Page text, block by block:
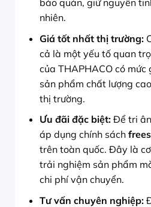
bảo quản, giữ nguyên
nhiên.
Giá tốt nhất thị trường:
cả là một yếu tố quan
của THAPHACO có mức
sản phẩm chất lượng
thị trường.
Ưu đãi đặc biệt:Để tri ân
áp dụng chính sách
trên toàn quốc. Đây là
trải nghiệm sản phẩm
chi phí vận chuyển.
Tư vấn chuyên nghiệp: